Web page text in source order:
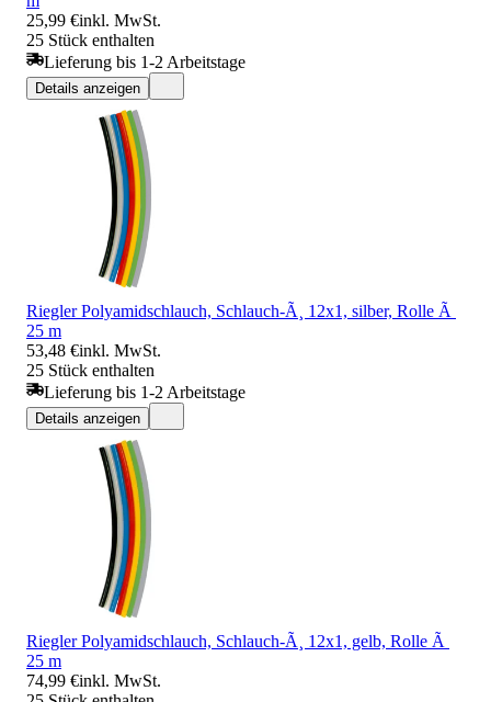
25,99 €inkl. MwSt.
25 Stück enthalten
Lieferung bis 1-2 Arbeitstage
Details anzeigen
Riegler Polyamidschlauch, Schlauch-Ã¸ 12x1, silber, Rolle Ã
25 m
53,48 €inkl. MwSt.
25 Stück enthalten
Lieferung bis 1-2 Arbeitstage
Details anzeigen
Riegler Polyamidschlauch, Schlauch-Ã¸ 12x1, gelb, Rolle Ã
25 m
74,99 €inkl. MwSt.